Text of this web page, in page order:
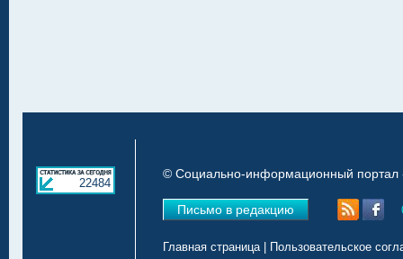
22484
© Социально-информационный портал
Письмо в редакцию
Главная страница| Пользовательское